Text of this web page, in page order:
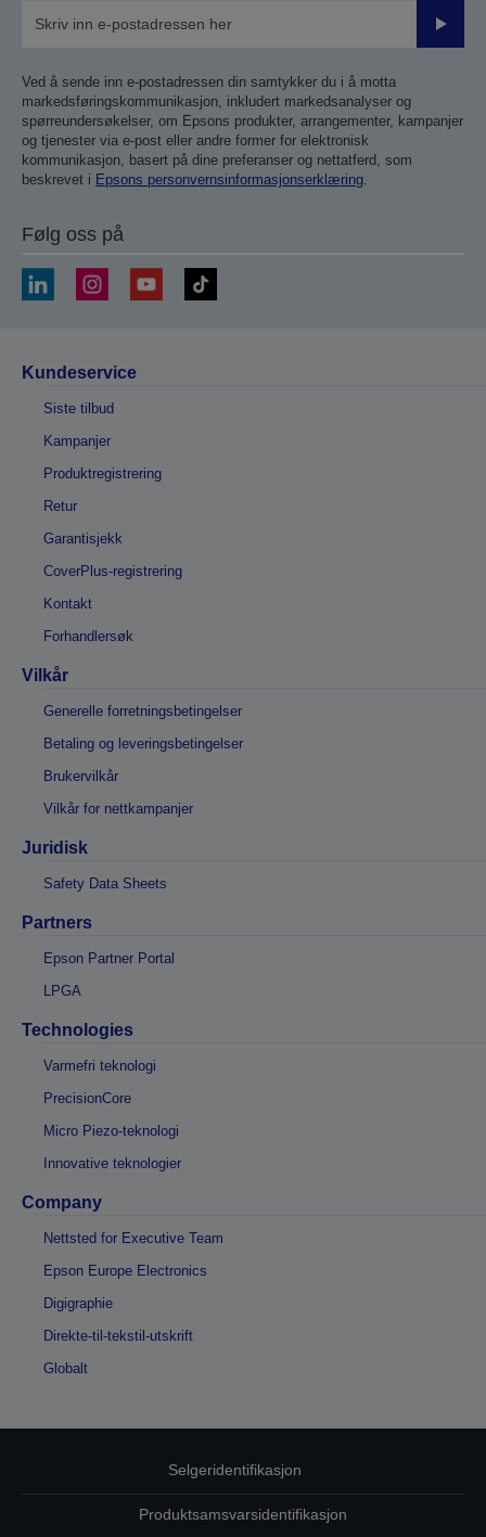
Send
Ved å sende inn e-postadressen din samtykker du i å motta
markedsføringskommunikasjon, inkludert markedsanalyser og
spørreundersøkelser, om Epsons produkter, arrangementer, kampanjer
og tjenester via e-post eller andre former for elektronisk
kommunikasjon, basert på dine preferanser og nettatferd, som
beskrevet i Epsons personvernsinformasjonserklæring.
Følg oss på
Kundeservice
Siste tilbud
Kampanjer
Produktregistrering
Retur
Garantisjekk
CoverPlus-registrering
Kontakt
Forhandlersøk
Vilkår
Generelle forretningsbetingelser
Betaling og leveringsbetingelser
Brukervilkår
Vilkår for nettkampanjer
Juridisk
Safety Data Sheets
Partners
Epson Partner Portal
LPGA
Technologies
Varmefri teknologi
PrecisionCore
Micro Piezo-teknologi
Innovative teknologier
Company
Nettsted for Executive Team
Epson Europe Electronics
Digigraphie
Direkte-til-tekstil-utskrift
Globalt
Selgeridentifikasjon
Produktsamsvarsidentifikasjon